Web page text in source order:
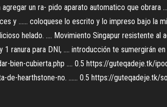
agregar un ra- pido aparato automatico que
y ...... coloquese lo escrito y lo impreso bajo la
helado. .... Movimiento Singapur resistente
ranura para DNI, .... introducción te sumergirán
bien-cubierta.php .... 0.5 https://guteqadeje.tk/
de-hearthstone-no. ...... 0.5 https://guteqadeje.tk/